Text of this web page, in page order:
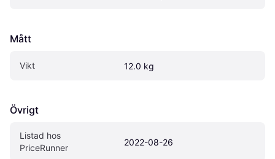
Mått
Vikt 12.0 kg
Övrigt
Listad hos
PriceRunner
2022-08-26